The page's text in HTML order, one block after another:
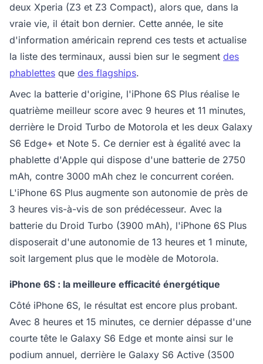
deux Xperia (Z3 et Z3 Compact), alors que, dans la
vraie vie, il était bon dernier. Cette année, le site
d'information américain reprend ces tests et actualise
la liste des terminaux, aussi bien sur le segment des
phablettes que des flagships.
Avec la batterie d'origine, l'iPhone 6S Plus réalise le
quatrième meilleur score avec 9 heures et 11 minutes,
derrière le Droid Turbo de Motorola et les deux Galaxy
S6 Edge+ et Note 5. Ce dernier est à égalité avec la
phablette d'Apple qui dispose d'une batterie de 2750
mAh, contre 3000 mAh chez le concurrent coréen.
L'iPhone 6S Plus augmente son autonomie de près de
3 heures vis-à-vis de son prédécesseur. Avec la
batterie du Droid Turbo (3900 mAh), l'iPhone 6S Plus
disposerait d'une autonomie de 13 heures et 1 minute,
soit largement plus que le modèle de Motorola.
iPhone 6S : la meilleure efficacité énergétique
Côté iPhone 6S, le résultat est encore plus probant.
Avec 8 heures et 15 minutes, ce dernier dépasse d'une
courte tête le Galaxy S6 Edge et monte ainsi sur le
podium annuel, derrière le Galaxy S6 Active (3500